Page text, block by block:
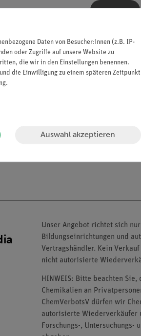
Unser Angebot richtet sich
Bildungseinrichtungen und
Vertragshändler. Kein
nicht autorisierte
HINWEIS: Bitte beachten Sie,
Chemikalien an
ChemVerbotsV dürfen wir
autorisierte Wiederverkäufer
Forschungs-, Untersuchungs-
Daten von Besucher:innen (z.B. IP-
oder Zugriffe auf unsere Website zu
die wir in den Einstellungen benennen.
die Einwilligung zu einem späteren Zeitpunkt
.
Auswahl akzeptieren